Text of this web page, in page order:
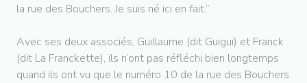
la rue des Bouchers. Je suis né ici en fait.”
Avec ses deux associés, Guillaume (dit Guigui) et Franck
(dit La Franckette), ils n’ont pas réfléchi bien longtemps
quand ils ont vu que le numéro 10 de la rue des Bouchers